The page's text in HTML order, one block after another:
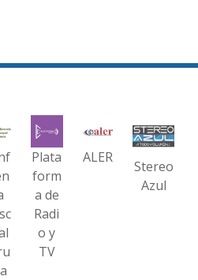
Plata
form
a de
Radi
o y
TV
ALER
Stereo
Azul